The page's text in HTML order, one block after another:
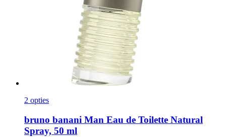
2 opties
bruno banani Man Eau de Toilette Natural
Spray, 50 ml